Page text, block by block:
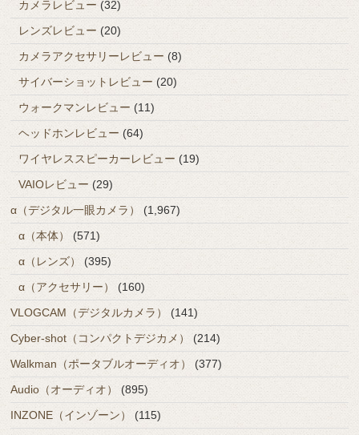
カメラレビュー (32)
レンズレビュー (20)
カメラアクセサリーレビュー (8)
サイバーショットレビュー (20)
ウォークマンレビュー (11)
ヘッドホンレビュー (64)
ワイヤレススピーカーレビュー (19)
VAIOレビュー (29)
α（デジタル一眼カメラ）
(1,967)
α（本体）
(571)
α（レンズ）
(395)
α（アクセサリー）
(160)
VLOGCAM（デジタルカメラ）
(141)
Cyber-shot（コンパクトデジカメ）
(214)
Walkman（ポータブルオーディオ）
(377)
Audio（オーディオ）
(895)
INZONE（インゾーン）
(115)